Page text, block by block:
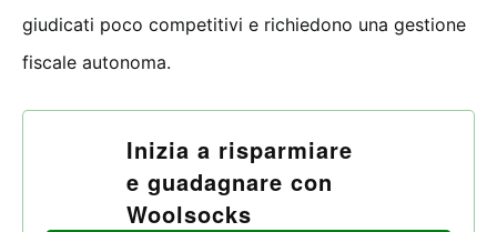
giudicati poco competitivi e richiedono una gestione
fiscale autonoma.
Inizia a risparmiare
e guadagnare con
Woolsocks